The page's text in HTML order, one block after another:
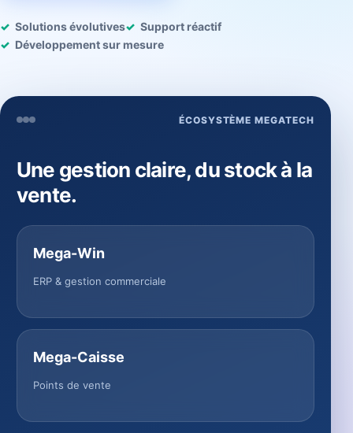
Solutions évolutives
Support réactif
Développement sur mesure
ÉCOSYSTÈME MEGATECH
Une gestion claire, du stock à la
vente.
Mega-Win
ERP & gestion commerciale
Mega-Caisse
Points de vente